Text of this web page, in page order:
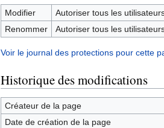
Modifier
Autoriser tous les
Renommer
Autoriser tous les
Voir le journal des protections pour cette
Historique des modifications
Créateur de la page
Date de création de la page